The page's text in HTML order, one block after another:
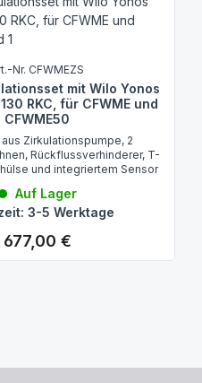
Nr. CFWMEZS
mit Wilo Yonos
RKC, für CFWME und
CFWME50
Zirkulationspumpe, 2
Rückflussverhinderer, T-
und integriertem Sensor
Auf Lager
3-5 Werktage
Regulärer Preis:
677,00 €